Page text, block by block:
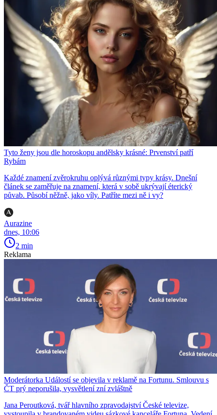
Tyto ženy jsou dle horoskopu andělsky krásné: Prvenství patří
Rybám
Každé znamení zvěrokruhu oplývá různými typy krásy. Dnešní
článek se zaměřuje na znamení, která v sobě ukrývají éterický
půvab. Působí něžně, jako víly. Patříte mezi ně i vy?
Aurazine
dnes, 10:06
2 min
Reklama
Moderátorka Událostí se objevila v reklamě na Fortunu. Smlouvu s
ČT prý neporušila, vysvětlení zní zvláštně
Jana Peroutková, tvář hlavního zpravodajství České televize,